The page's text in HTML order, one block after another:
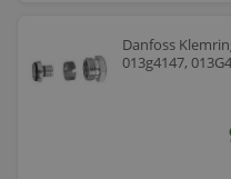
Danfoss
013g4147,